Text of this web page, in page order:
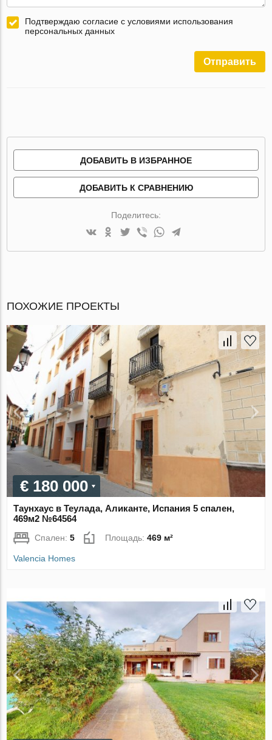
Подтверждаю согласие с условиями использования
персональных данных
Отправить
ДОБАВИТЬ В ИЗБРАННОЕ
ДОБАВИТЬ К СРАВНЕНИЮ
Поделитесь:
ПОХОЖИЕ ПРОЕКТЫ
€ 180 000
Таунхаус в Теулада, Аликанте, Испания 5 спален,
469м2 №64564
Спален:5 Площадь:469 м²
Valencia Homes